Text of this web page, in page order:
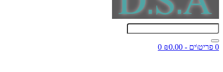
0 פריט\ים - ₪0.00 0